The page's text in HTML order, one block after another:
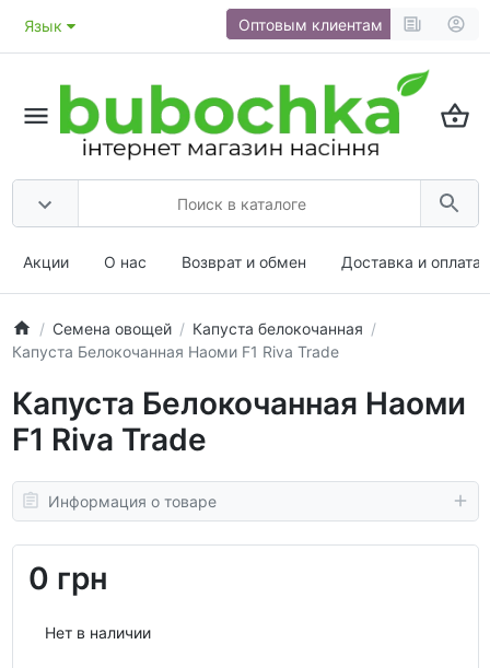
Язык Оптовым клиентам
Акции О нас Возврат и обмен Доставка и оплата
Семена овощей
Капуста белокочанная
Капуста Белокочанная Наоми F1 Riva Trade
Капуста Белокочанная Наоми
F1 Riva Trade
Информация о товаре
0 грн
Нет в наличии